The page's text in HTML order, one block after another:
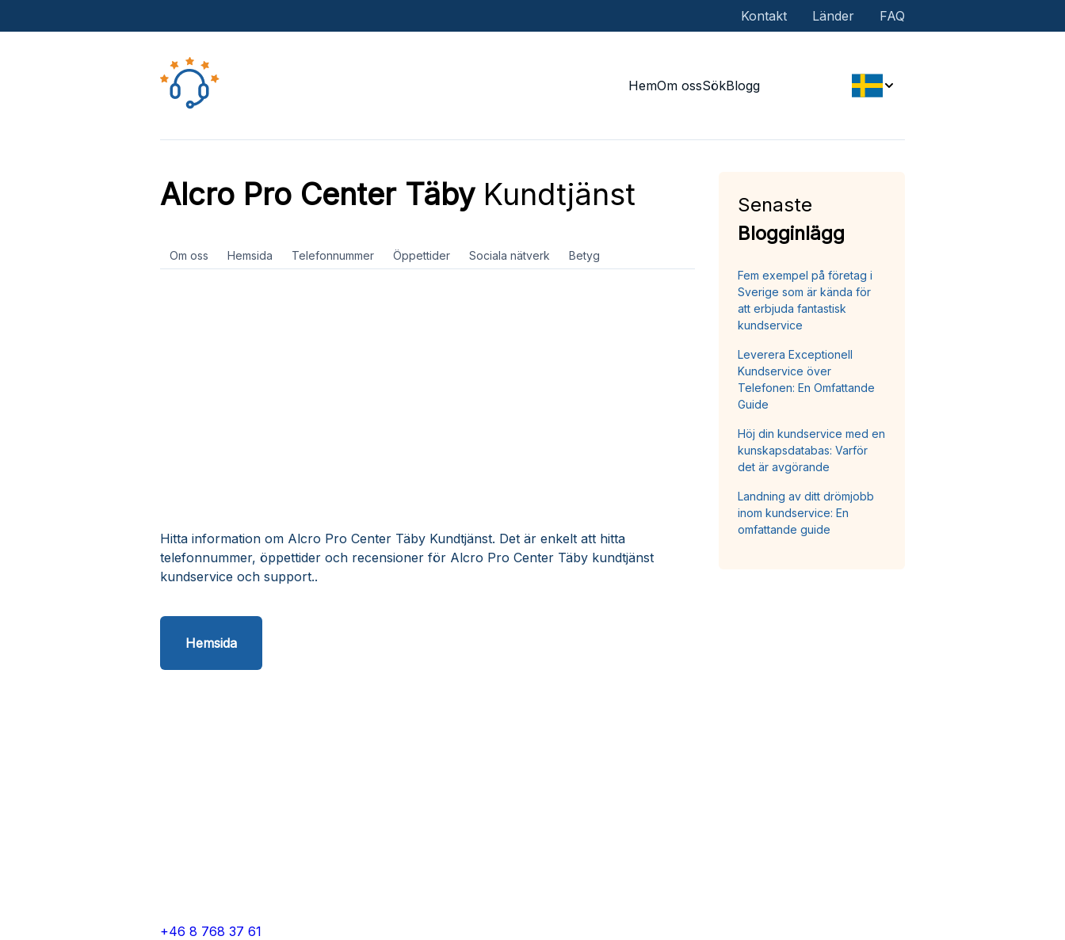
Kontakt Länder FAQ
HemOm ossSökBlogg
Alcro Pro Center TäbyKundtjänst
Om oss Hemsida Telefonnummer Öppettider Sociala nätverk Betyg
Hitta information om Alcro Pro Center Täby Kundtjänst. Det är enkelt att hitta
telefonnummer, öppettider och recensioner för Alcro Pro Center Täby kundtjänst
kundservice och support..
Hemsida
+46 8 768 37 61
Senaste
Blogginlägg
Fem exempel på företag i
Sverige som är kända för
att erbjuda fantastisk
kundservice
Leverera Exceptionell
Kundservice över
Telefonen: En Omfattande
Guide
Höj din kundservice med en
kunskapsdatabas: Varför
det är avgörande
Landning av ditt drömjobb
inom kundservice: En
omfattande guide